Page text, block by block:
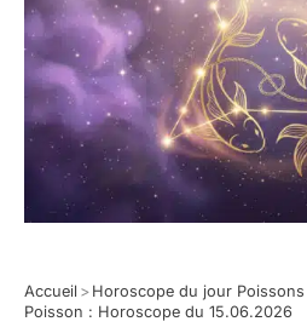
Accueil > Horoscope du jour Poissons
Poisson : Horoscope du 15.06.2026